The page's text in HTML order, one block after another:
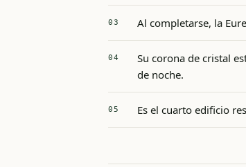
Al completarse, la
Su corona de cristal
de noche.
Es el cuarto edificio